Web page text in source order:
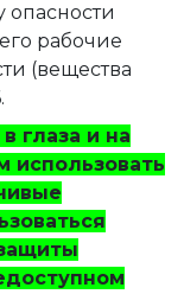
опасности
рабочие
(вещества
глаза и на
использовать